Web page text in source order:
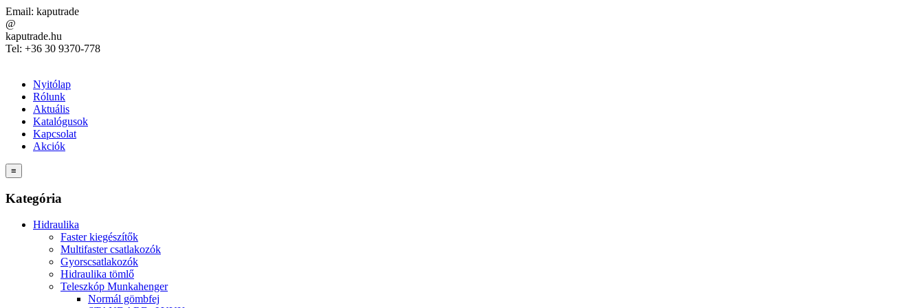
Email: kaputrade
@
kaputrade.hu
Tel: +36 30 9370-778
Nyitólap
Rólunk
Aktuális
Katalógusok
Kapcsolat
Akciók
≡
Kategória
Hidraulika
Faster kiegészítők
Multifaster csatlakozók
Gyorscsatlakozók
Hidraulika tömlő
Teleszkóp Munkahenger
Normál gömbfej